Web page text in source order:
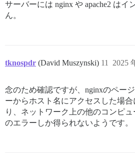
==================== MEMORY
total
Mem:            3867
==================== DISK
---------- OS Disk Space
Filesystem
/dev/mapper/ubuntu--vg-
サーバーには nginx や apache2 は
ん。
tknospdr (David Muszynski) 2025
11
念のため確認ですが、nginxのペー
ーからホスト名にアクセスした場
り、ネットワーク上の他のコンピ
のエラーしか得られないようです。